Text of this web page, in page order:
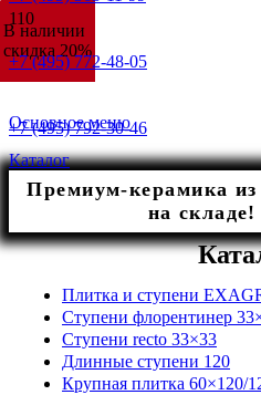
+7 (495) 772-48-05
+7 (495) 792-30-46
Основное меню
Каталог
Премиум-керамика
на
Плитка и ступени
Ступени флорентинер
Ступени recto 33×33
Длинные ступени 120
Крупная плитка 60×120/
В наличии
скидка 20%
В наличии
скидка 20%
В наличии
скидка 20%
В наличии
скидка 20%
В наличии
скидка 20%
В наличии
скидка 20%
В наличии
скидка 20%
В наличии
скидка 20%